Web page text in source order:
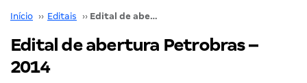
Início ›› Editais ›› Edital de abertura Petrobras – 2014
Edital de abertura Petrobras –
2014